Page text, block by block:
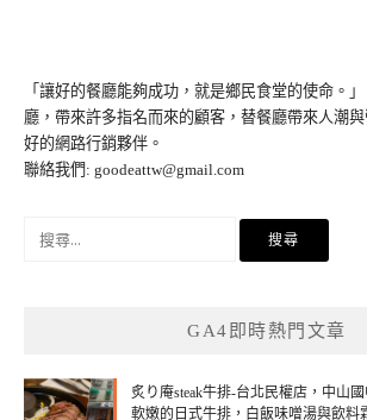
「讓好的餐廳能夠成功，就是鄉民食堂的使命。
廳，帶來許多指名而來的顧客，替餐廳帶來人潮
好的網路行銷夥伴。
聯絡我們: goodeattw@gmail.com
GA4即時熱門文章
炙り庵steak牛排-台北民權店，中山
軟嫩的日式牛排，白飯味噌湯與飲料